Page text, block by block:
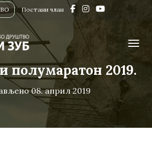
Постани члан
полумаратон 2019.
08. април 2019